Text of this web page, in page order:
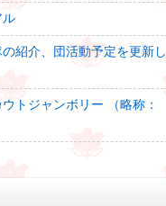
ル
紹介、団活動予定を更新し
トジャンボリー （略称：